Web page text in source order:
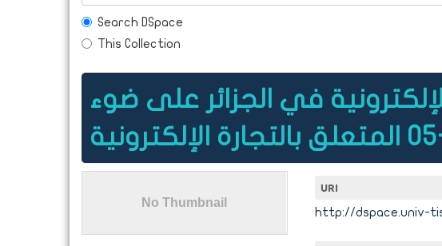
Search DSpace
This Collection
في الجزائر على ضوء
URI
http://dspace.univ-